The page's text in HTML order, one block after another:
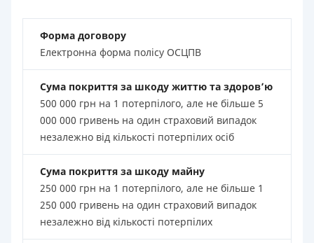
Форма договору
Електронна форма полісу ОСЦПВ
Сума покриття за шкоду життю та здоров’ю
500 000 грн на 1 потерпілого, але не більше 5
000 000 гривень на один страховий випадок
незалежно від кількості потерпілих осіб
Сума покриття за шкоду майну
250 000 грн на 1 потерпілого, але не більше 1
250 000 гривень на один страховий випадок
незалежно від кількості потерпілих